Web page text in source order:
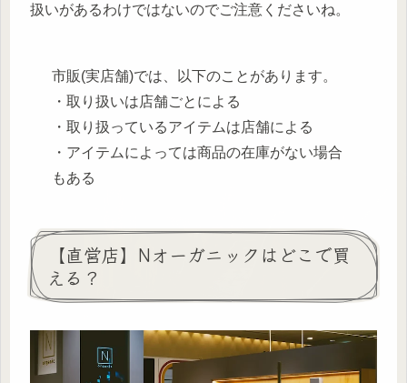
扱いがあるわけではないのでご注意くださいね。
市販(実店舗)では、以下のことがあります。
・取り扱いは店舗ごとによる
・取り扱っているアイテムは店舗による
・アイテムによっては商品の在庫がない場合
もある
【直営店】Nオーガニックはどこで買
える？